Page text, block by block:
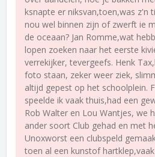
ksnapte er niksvan,toen,was z'n
nou wel binnen zijn of zwerft ie
de oceaan? Jan Romme,wat
lopen zoeken naar het eerste
verrekijker, tevergeefs. Henk
foto staan, zeker weer ziek,
altijd gepest op het schoolplein.
speelde ik vaak thuis,had een
Rob Walter en Lou Wantjes, we
ander soort Club gehad en met
Unoxworst een clubspeld
toen al een kunstof